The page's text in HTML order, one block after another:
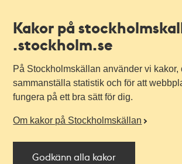
Kakor på
.stockholm.se
På Stockholmskällan använder vi kakor,
sammanställa statistik och för att
fungera på ett bra sätt för dig.
Om kakor på Stockholmskällan
Godkänn alla kakor